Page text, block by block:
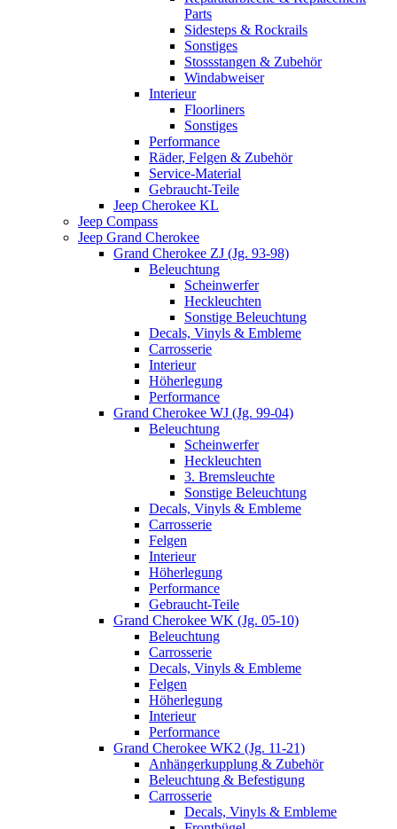
Parts
Sidesteps & Rockrails
Sonstiges
Stossstangen & Zubehör
Windabweiser
Interieur
Floorliners
Sonstiges
Performance
Räder, Felgen & Zubehör
Service-Material
Gebraucht-Teile
Jeep Cherokee KL
Jeep Compass
Jeep Grand Cherokee
Grand Cherokee ZJ (Jg. 93-98)
Beleuchtung
Scheinwerfer
Heckleuchten
Sonstige Beleuchtung
Decals, Vinyls & Embleme
Carrosserie
Interieur
Höherlegung
Performance
Grand Cherokee WJ (Jg. 99-04)
Beleuchtung
Scheinwerfer
Heckleuchten
3. Bremsleuchte
Sonstige Beleuchtung
Decals, Vinyls & Embleme
Carrosserie
Felgen
Interieur
Höherlegung
Performance
Gebraucht-Teile
Grand Cherokee WK (Jg. 05-10)
Beleuchtung
Carrosserie
Decals, Vinyls & Embleme
Felgen
Höherlegung
Interieur
Performance
Grand Cherokee WK2 (Jg. 11-21)
Anhängerkupplung & Zubehör
Beleuchtung & Befestigung
Carrosserie
Decals, Vinyls & Embleme